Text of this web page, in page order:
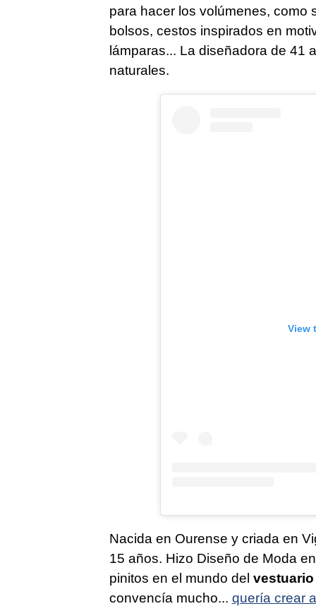
para hacer los volúmenes, como
bolsos, cestos inspirados en
lámparas... La diseñadora de 41
naturales.
View
Nacida en Ourense y criada en
15 años. Hizo Diseño de Moda
pinitos en el mundo del
convencía mucho... quería crear